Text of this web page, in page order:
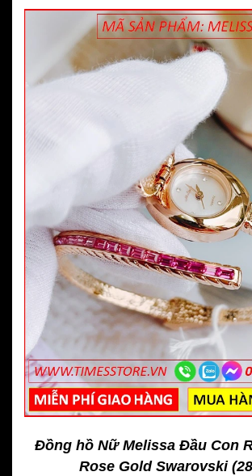
Đồng hồ Nữ Melissa Đầu Con
Rose Gold Swarovski